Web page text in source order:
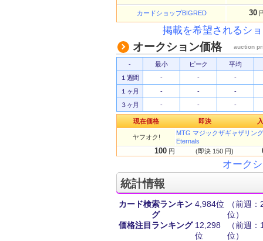
カードショップBIGRED 30
掲載を希望されるシ
オークション価格 auction
- 最小 ピーク
平均
１週間
- -
-
１ヶ月
- -
-
３ヶ月
- - -
現在価格 即決
ヤフオク!
MTG マジックザギャザリン
Eternals
100 円 (即決 150 円)
オーク
統計情報
カード検索ランキン
グ
4,984位
（前週
位）
価格注目ランキング 12,298
位
（前週
位）